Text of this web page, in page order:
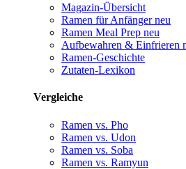
Magazin-Übersicht
Ramen für Anfänger neu
Ramen Meal Prep neu
Aufbewahren & Einfrieren
Ramen-Geschichte
Zutaten-Lexikon
Vergleiche
Ramen vs. Pho
Ramen vs. Udon
Ramen vs. Soba
Ramen vs. Ramyun